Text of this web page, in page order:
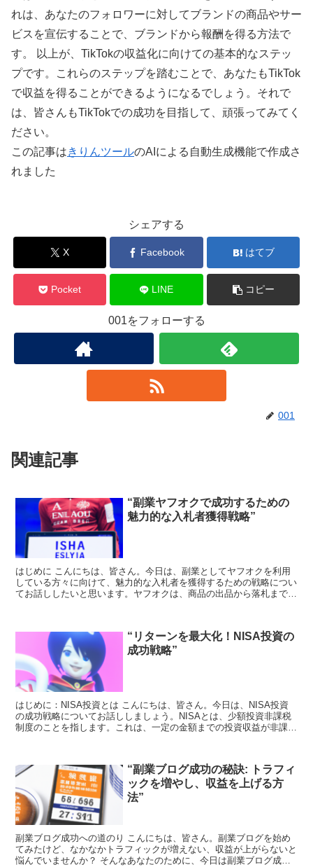
れは、あなたのフォロワーに対してブランドの商品やサー
ビスを宣伝することで、ブランドから報酬を得る方法で
す。 以上が、TikTokの収益化に向けての基本的なステッ
プです。これらのステップを踏むことで、あなたもTikTok
で収益を得ることができるようになるでしょう。それで
は、皆さんもTikTokでの成功を目指して、頑張ってみてく
ださい。
この記事はきりんツールのAIによる自動生成機能で作成さ
れました
シェアする
X Facebook はてブ
Pocket LINE コピー
001をフォローする
001
関連記事
“副業ヤフオクで成功するための
魅力的な入札者獲得戦略”
はじめに こんにちは、皆さん。今日は、副業としてヤフオクを利用
している方々に向けて、魅力的な入札者を獲得するための戦略につい
てお話ししたいと思います。ヤフオクは、商品の出品から落札までの
“リターンを最大化！NISA投資の
成功戦略”
はじめに：NISA投資とは こんにちは、皆さん。今日は、NISA投資
の成功戦略についてお話ししましょう。NISAとは、少額投資非課税
制度のことを指します。これは、一定の金額までの投資収益が非課税
“副業ブログ成功の秘訣: トラフィ
ックを増やし、収益を上げる方
法”
副業ブログ成功への道のり こんにちは、皆さん。副業ブログを始め
てみたけど、なかなかトラフィックが増えない、収益が上がらないと
悩んでいませんか？ そんなあなたのために、今日は副業ブログ成功